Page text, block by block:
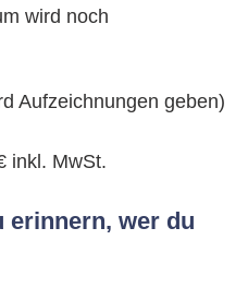
noch
Aufzeichnungen geben)
inkl. MwSt.
erinnern, wer du